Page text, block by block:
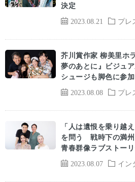
2023.08.21 プレ
決定
2023.08.08 プレ
芥川賞作家 柳美里ホ
夢のあとに』ビジュ
シュージも脚色に参加
2023.08.07 イン
「人は遺恨を乗り越
を問う 戦時下の満州
青春群像ラブストー